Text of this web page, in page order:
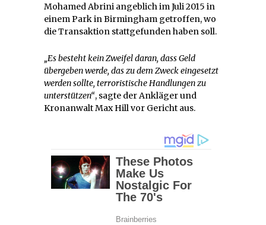
Mohamed Abrini angeblich im Juli 2015 in
einem Park in Birmingham getroffen, wo
die Transaktion stattgefunden haben soll.
„Es besteht kein Zweifel daran, dass Geld
übergeben werde, das zu dem Zweck eingesetzt
werden sollte, terroristische Handlungen zu
unterstützen“, sagte der Ankläger und
Kronanwalt Max Hill vor Gericht aus.